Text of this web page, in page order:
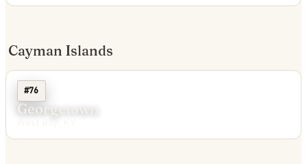
Cayman Islands
#76
Georgetown